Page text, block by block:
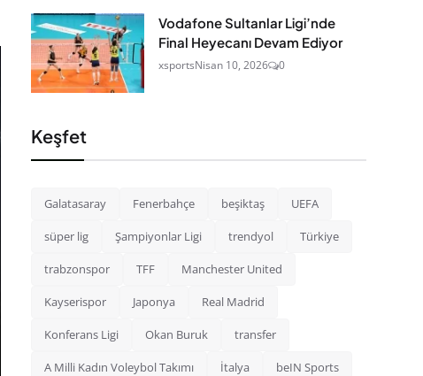
Vodafone Sultanlar Ligi’nde
Final Heyecanı Devam Ediyor
xsportsNisan 10, 2026 0
Keşfet
Galatasaray Fenerbahçe beşiktaş UEFA
süper lig Şampiyonlar Ligi trendyol Türkiye
trabzonspor TFF Manchester United
Kayserispor Japonya Real Madrid
Konferans Ligi Okan Buruk transfer
A Milli Kadın Voleybol Takımı İtalya beIN Sports